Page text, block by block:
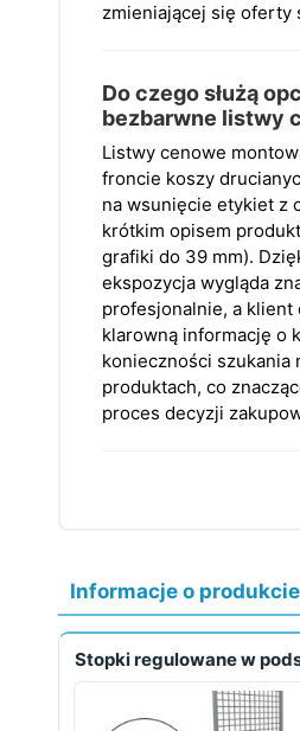
zmieniającej się oferty
Do czego służą
bezbarwne listwy
Listwy cenowe
froncie koszy
na wsunięcie etykiet z
krótkim opisem
grafiki do 39 mm).
ekspozycja wygląda
profesjonalnie, a klient
klarowną informację o
konieczności szukania
produktach, co
proces decyzji
Informacje o produkcie
Stopki regulowane w